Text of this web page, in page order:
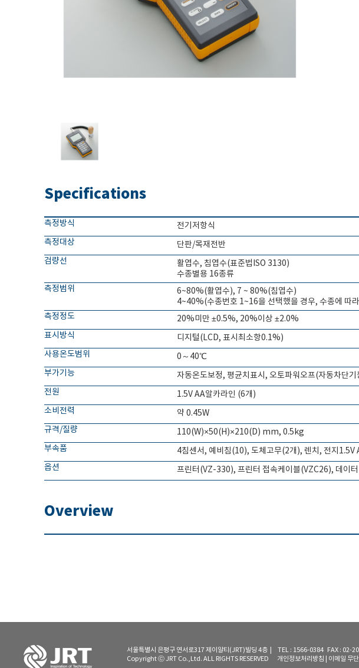
Specifications
측정방식
전기저항식
측정대상
단판/목재전반
검량선
활엽수, 침엽수(표준법ISO 3130)
수종별용 16종류
측정범위
6~80%(활엽수), 7 ~ 80%(침엽수)
4~40%(수종번호 1~16을 선택했을 경우, 수종에 따
측정정도
20%미만 ±0.5%, 20%이상 ±2.0%
표시방식
디지털(LCD, 표시최소항0.1%)
사용온도범위
0～40℃
부가기능
자동온도보정, 평균치표시, 오토파워오프(자동차단
전원
1.5V AA알카라인 (6개)
소비전력
약 0.45W
규격/질량
110(W)×50(H)×210(D) mm, 0.5kg
부속품
4침센서, 예비침(10), 도체고무(2개), 렌치, 전지
옵션
프린터(VZ-330), 프린터 접속케이블(VZC26), 데이
Overview
서울특별시 은평구 연서로317 제이알티(JRT)빌딩 4층 | TEL : 1566-0384 FAX : 02-
Copyright ⓒ JRT Co.,Ltd. ALL RIGHTS RESERVED
개인정보처리방침 이메일 무